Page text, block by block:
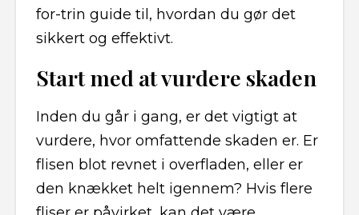
for-trin guide til, hvordan du gør det
sikkert og effektivt.
Start med at vurdere skaden
Inden du går i gang, er det vigtigt at
vurdere, hvor omfattende skaden er. Er
flisen blot revnet i overfladen, eller er
den knækket helt igennem? Hvis flere